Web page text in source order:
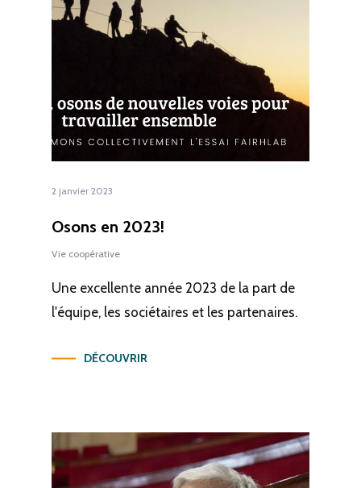
2 janvier 2023
Osons en 2023!
Vie coopérative
Une excellente année 2023 de la part de
l'équipe, les sociétaires et les partenaires.
DÉCOUVRIR